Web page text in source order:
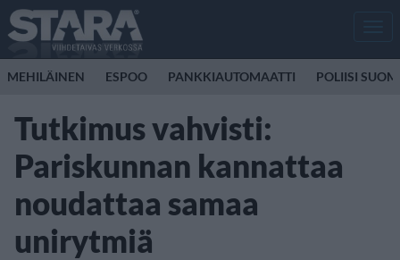
MEHILÄINEN ESPOO PANKKIAUTOMAATTI POLIISI
Tutkimus vahvisti:
Pariskunnan kannattaa
noudattaa samaa
unirytmiä